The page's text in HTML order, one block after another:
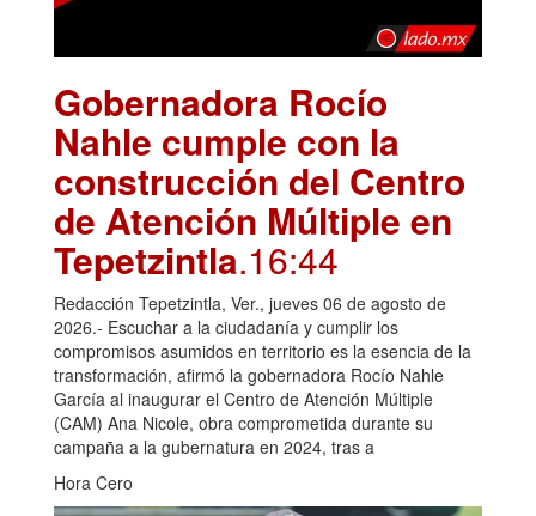
Gobernadora Rocío
Nahle cumple con la
construcción del Centro
de Atención Múltiple en
Tepetzintla.16:44
Redacción Tepetzintla, Ver., jueves 06 de agosto de
2026.- Escuchar a la ciudadanía y cumplir los
compromisos asumidos en territorio es la esencia de la
transformación, afirmó la gobernadora Rocío Nahle
García al inaugurar el Centro de Atención Múltiple
(CAM) Ana Nicole, obra comprometida durante su
campaña a la gubernatura en 2024, tras a
Hora Cero